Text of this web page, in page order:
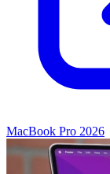
MacBook Pro 2026